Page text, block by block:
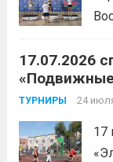
17.07.2026
ТУРНИРЫ 24
17